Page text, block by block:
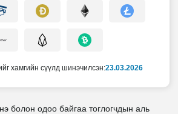
хамгийн сүүлд шинэчилсэн:23.03.2026
болон одоо байгаа тоглогчдын аль